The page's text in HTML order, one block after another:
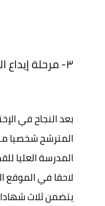
٣- مرحلة إيداع الملف التكميلي:
بعد النجاح في
المترشح شخصيا
المدرسة العليا
لاحقا في الموقع
يتضمن ثلاث